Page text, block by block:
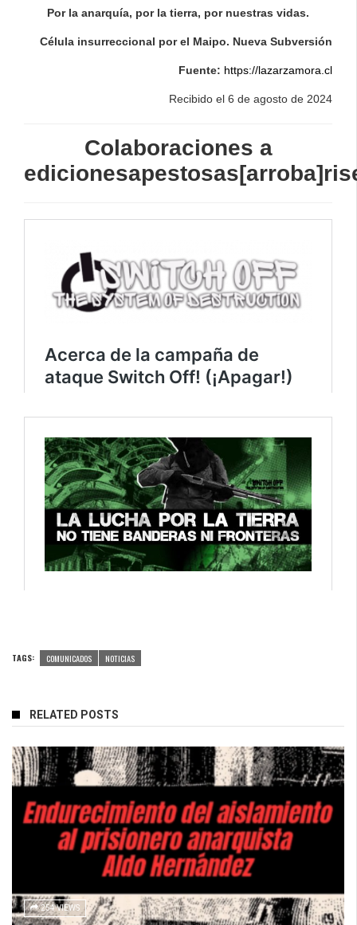
Por la anarquía, por la tierra, por nuestras vidas.
Célula insurreccional por el Maipo. Nueva Subversión
Fuente: https://lazarzamora.cl
Recibido el 6 de agosto de 2024
Colaboraciones a
TAGS: COMUNICADOS NOTICIAS
RELATED POSTS
254 VIEWS